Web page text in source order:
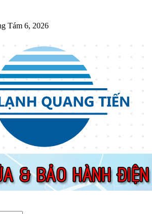
Tám 6, 2026
lạnh, điện dân dụng, thiết bị nhà bếp tại Hà